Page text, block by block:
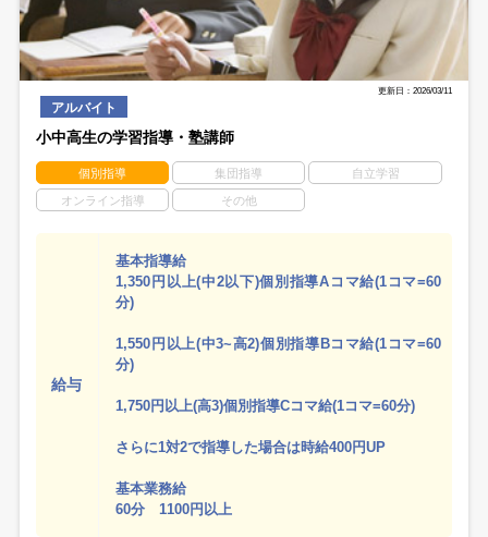
更新日：2026/03/11
アルバイト
小中高生の学習指導・塾講師
個別指導 集団指導 自立学習
オンライン指導 その他
給与
基本指導給
1,350円以上(中2以下)個別指導Aコマ給(1コマ=60
分)
1,550円以上(中3~高2)個別指導Bコマ給(1コマ=60
分)
1,750円以上(高3)個別指導Cコマ給(1コマ=60分)
さらに1対2で指導した場合は時給400円UP
基本業務給
60分 1100円以上